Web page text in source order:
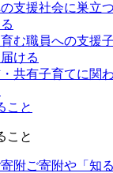
支援社会に巣立
む職員への支援
ける
共有子育てに関
こと
こと
附ご寄附や「知